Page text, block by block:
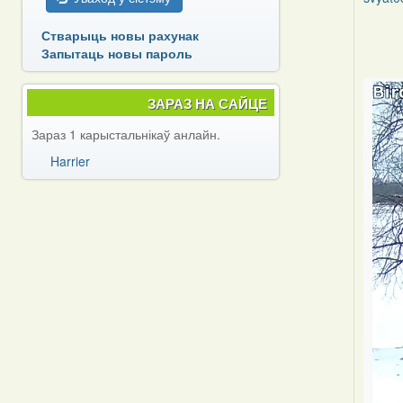
by
Стварыць новы рахунак
Запытаць новы пароль
ЗАРАЗ НА САЙЦЕ
Зараз 1 карыстальнікаў анлайн.
Harrier